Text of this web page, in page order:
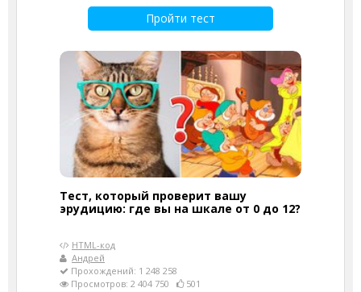
Пройти тест
Тест, который проверит вашу
эрудицию: где вы на шкале от 0 до 12?
HTML-код
Андрей
Прохождений: 1 248 258
Просмотров: 2 404 750
501